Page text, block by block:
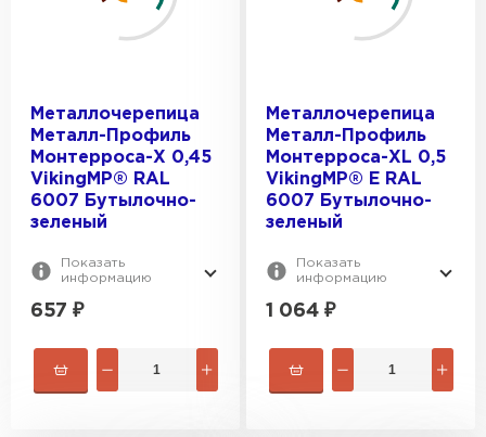
Металлочерепица
Металл-Профиль
Монтерроса-X 0,45
VikingMP® RAL
6007 Бутылочно-
зеленый
Показать
информацию
657 ₽
Металлочерепица
Металл-Профиль
Монтерроса-XL 0,5
VikingMP® E RAL
6007 Бутылочно-
зеленый
Показать
информацию
1 064 ₽